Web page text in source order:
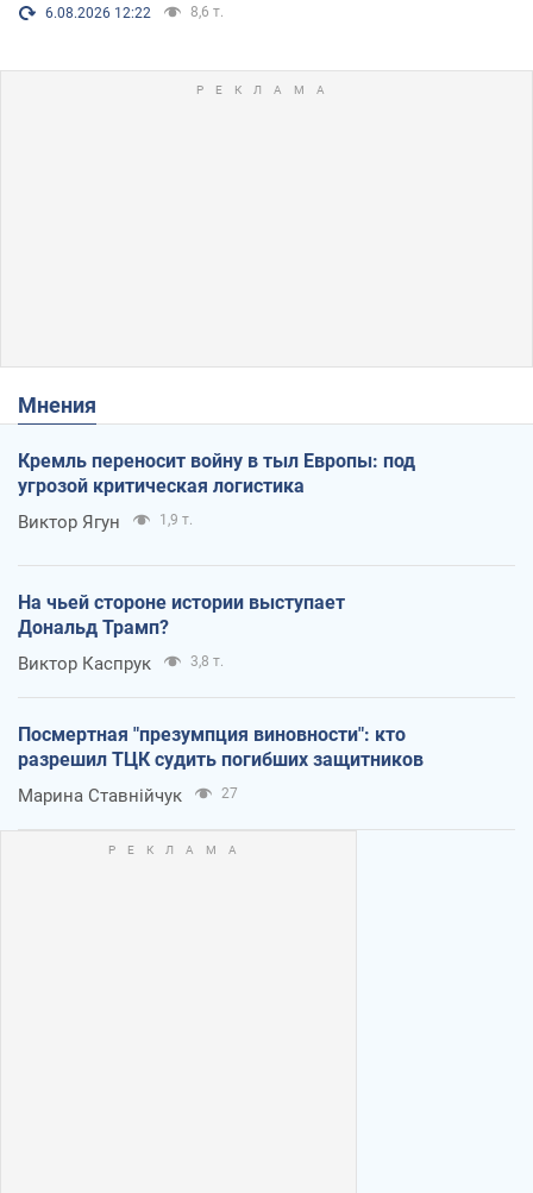
6.08.2026 12:22 8,6 т.
Мнения
Кремль переносит войну в тыл Европы: под
угрозой критическая логистика
Виктор Ягун 1,9 т.
На чьей стороне истории выступает
Дональд Трамп?
Виктор Каспрук 3,8 т.
Посмертная "презумпция виновности": кто
разрешил ТЦК судить погибших защитников
Марина Ставнійчук 27